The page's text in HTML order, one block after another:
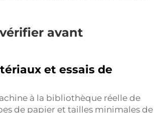
avant
et essais de
à la bibliothèque réelle de
de papier et tailles minimales de